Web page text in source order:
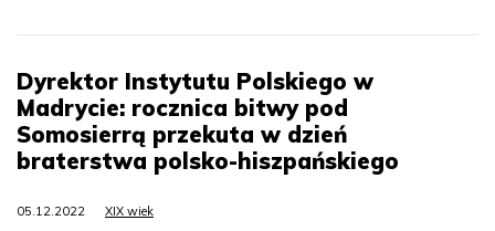
Dyrektor Instytutu Polskiego w
Madrycie: rocznica bitwy pod
Somosierrą przekuta w dzień
braterstwa polsko-hiszpańskiego
05.12.2022 XIX wiek